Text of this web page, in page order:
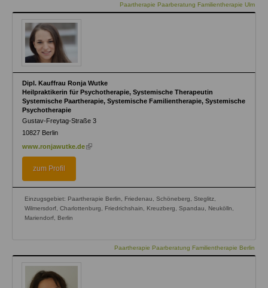
Paartherapie Paarberatung Familientherapie Ulm
Dipl. Kauffrau Ronja Wutke
Heilpraktikerin für Psychotherapie, Systemische Therapeutin
Systemische Paartherapie, Systemische Familientherapie, Systemische
Psychotherapie
Gustav-Freytag-Straße 3
10827 Berlin
www.ronjawutke.de(link
zum Profil
Einzugsgebiet: Paartherapie Berlin, Friedenau, Schöneberg, Steglitz,
Wilmersdorf, Charlottenburg, Friedrichshain, Kreuzberg, Spandau, Neukölln,
Mariendorf, Berlin
Paartherapie Paarberatung Familientherapie Berlin